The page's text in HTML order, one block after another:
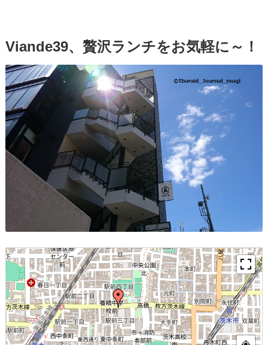
Viande39、贅沢ランチをお気軽に～！